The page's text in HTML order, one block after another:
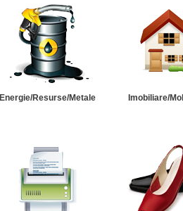
Energie/Resurse/Metale Imobiliare/